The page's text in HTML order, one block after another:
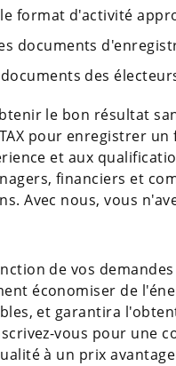
format d'activité
documents
des
le bon résultat
TAX pour enregistrer
et aux
financiers et
Avec nous, vous
de vos
économiser de
et garantira
vous pour une
à un prix